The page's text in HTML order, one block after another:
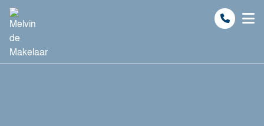
Spring naar inhoud